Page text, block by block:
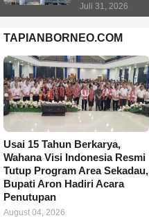
Juli 31, 2026
TAPIANBORNEO.COM
Usai 15 Tahun Berkarya,
Wahana Visi Indonesia Resmi
Tutup Program Area Sekadau,
Bupati Aron Hadiri Acara
Penutupan
August 04, 2026